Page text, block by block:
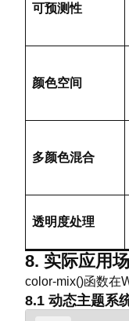
</head>
</html>
<body
<
<
</body>
</html>
可预测性
颜色空间
多颜色混合
透明度处理
8. 实际应用
color-mix()函数在
8.1 动态主题系